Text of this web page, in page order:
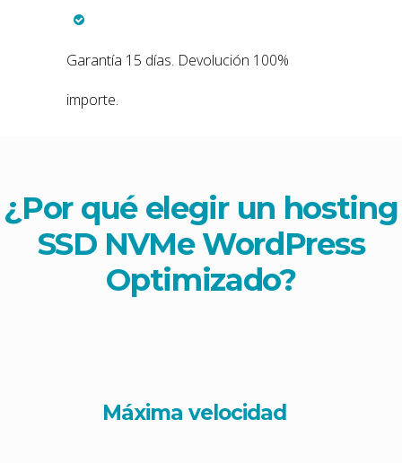
Garantía 15 días. Devolución 100%
importe.
¿Por qué elegir un hosting
SSD NVMe WordPress
Optimizado?
Máxima velocidad